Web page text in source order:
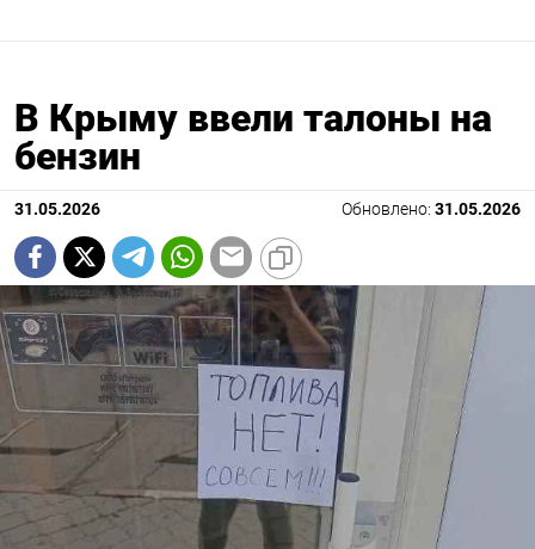
В Крыму ввели талоны на
бензин
31.05.2026 Обновлено: 31.05.2026